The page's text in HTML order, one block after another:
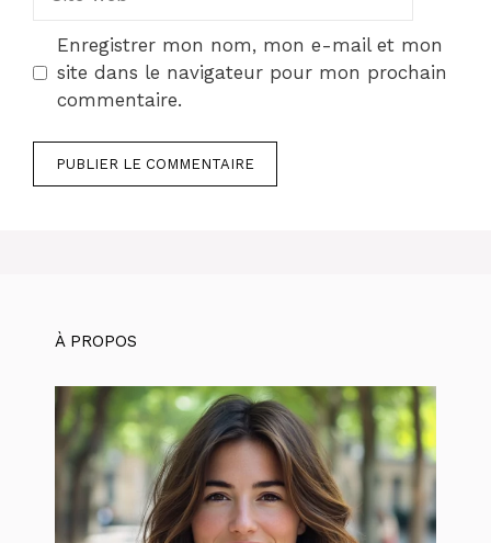
web
Enregistrer mon nom, mon e-mail et mon
site dans le navigateur pour mon prochain
commentaire.
À PROPOS